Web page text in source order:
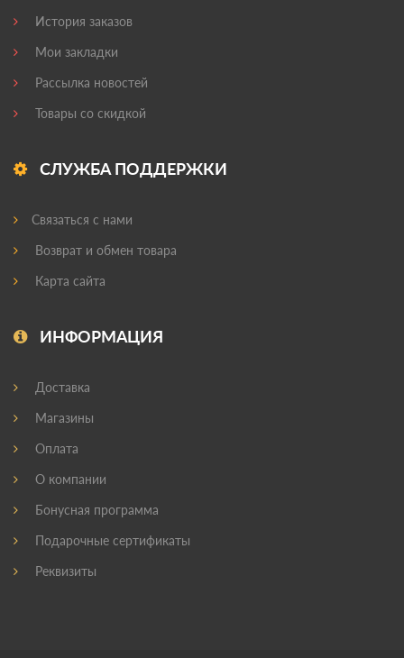
История заказов
Мои закладки
Рассылка новостей
Товары со скидкой
СЛУЖБА ПОДДЕРЖКИ
Связаться с нами
Возврат и обмен товара
Карта сайта
ИНФОРМАЦИЯ
Доставка
Магазины
Оплата
О компании
Бонусная программа
Подарочные сертификаты
Реквизиты